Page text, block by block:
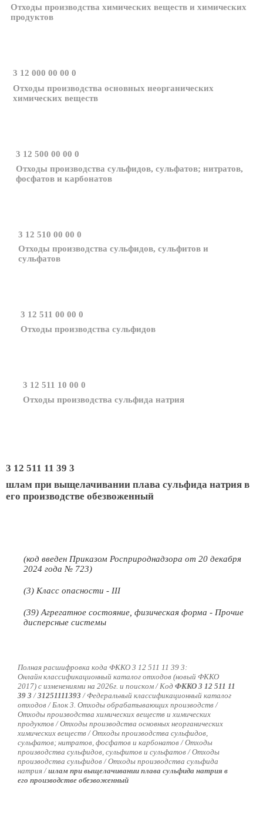
Отходы производства химических веществ и химических
продуктов
3 12 000 00 00 0
Отходы производства основных неорганических
химических веществ
3 12 500 00 00 0
Отходы производства сульфидов, сульфатов; нитратов,
фосфатов и карбонатов
3 12 510 00 00 0
Отходы производства сульфидов, сульфитов и
сульфатов
3 12 511 00 00 0
Отходы производства сульфидов
3 12 511 10 00 0
Отходы производства сульфида натрия
3 12 511 11 39 3
шлам при выщелачивании плава сульфида натрия в
его производстве обезвоженный
(код введен Приказом Росприроднадзора от 20 декабря
2024 года № 723)
(3) Класс опасности - III
(39) Агрегатное состояние, физическая форма - Прочие
дисперсные системы
Полная расшифровка кода ФККО 3 12 511 11 39 3:
Онлайн классификационный каталог отходов (новый ФККО
2017) с изменениями на 2026г. и поиском / Код ФККО 3 12 511 11
39 3 /31251111393 /Федеральный классификационный каталог
отходов / Блок 3. Отходы обрабатывающих производств /
Отходы производства химических веществ и химических
продуктов / Отходы производства основных неорганических
химических веществ / Отходы производства сульфидов,
сульфатов; нитратов, фосфатов и карбонатов / Отходы
производства сульфидов, сульфитов и сульфатов / Отходы
производства сульфидов / Отходы производства сульфида
натрия /шлам при выщелачивании плава сульфида натрия в
его производстве обезвоженный